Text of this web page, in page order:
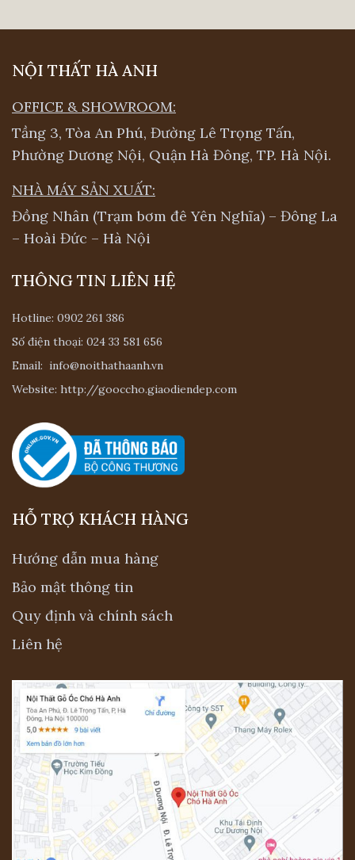
NỘI THẤT HÀ ANH
OFFICE & SHOWROOM:
Tầng 3, Tòa An Phú, Đường Lê Trọng Tấn,
Phường Dương Nội, Quận Hà Đông, TP. Hà Nội.
NHÀ MÁY SẢN XUẤT:
Đồng Nhân (Trạm bơm đê Yên Nghĩa) – Đông La
– Hoài Đức – Hà Nội
THÔNG TIN LIÊN HỆ
Hotline: 0902 261 386
Số điện thoại: 024 33 581 656
Email: info@noithathaanh.vn
Website: http://gooccho.giaodiendep.com
HỖ TRỢ KHÁCH HÀNG
Hướng dẫn mua hàng
Bảo mật thông tin
Quy định và chính sách
Liên hệ